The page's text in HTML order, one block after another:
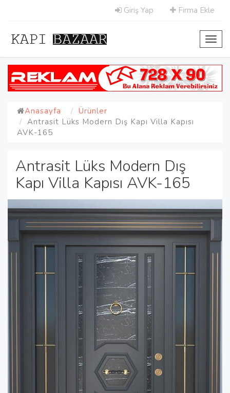
Giriş Yap Firma Ekle
Anasayfa
Ürünler
Antrasit Lüks Modern Dış Kapı Villa Kapısı
AVK-165
Antrasit Lüks Modern Dış
Kapı Villa Kapısı AVK-165